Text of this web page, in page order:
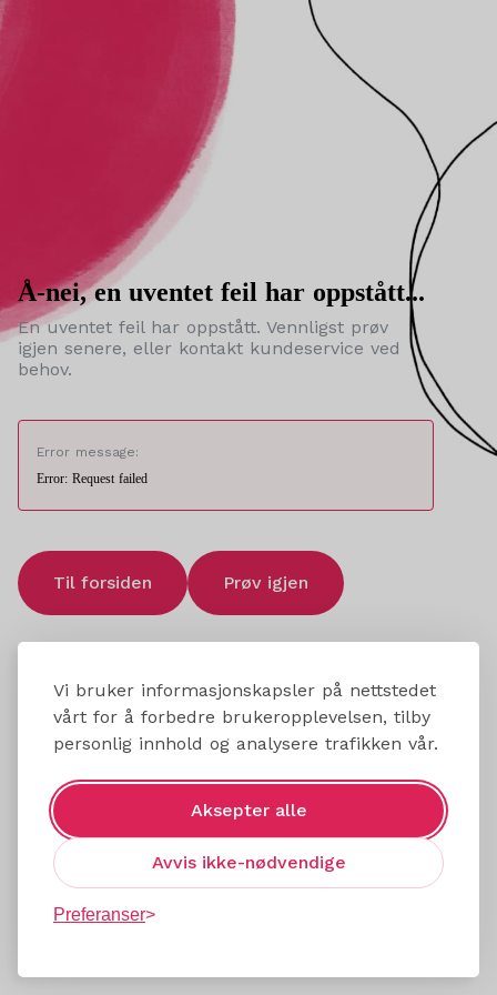
Vi bruker informasjonskapsler på nettstedet
vårt for å forbedre brukeropplevelsen, tilby
personlig innhold og analysere trafikken vår.
Aksepter alle
Avvis ikke-nødvendige
Preferanser
Å-nei, en uventet feil har oppstått...
En uventet feil har oppstått. Vennligst prøv
igjen senere, eller kontakt kundeservice ved
behov.
Error message:
Error: Request failed
Til forsiden Prøv igjen